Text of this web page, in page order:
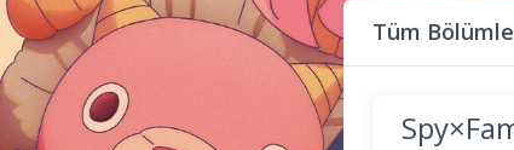
Tüm